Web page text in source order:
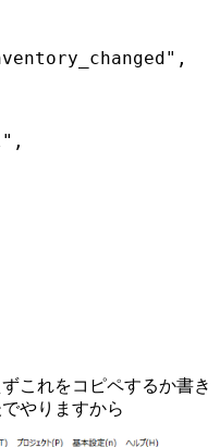
これをコピペするか書き
やりますから